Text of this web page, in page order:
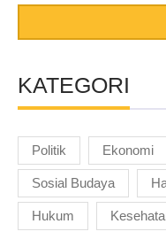
KATEGORI
Politik Ekonomi
Sosial Budaya
Hukum